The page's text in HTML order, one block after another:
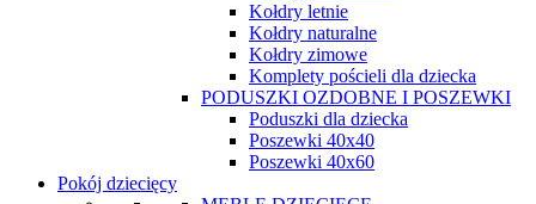
Kołdry letnie
Kołdry naturalne
Kołdry zimowe
Komplety pościeli dla dziecka
PODUSZKI OZDOBNE I POSZEWKI
Poduszki dla dziecka
Poszewki 40x40
Poszewki 40x60
Pokój dziecięcy